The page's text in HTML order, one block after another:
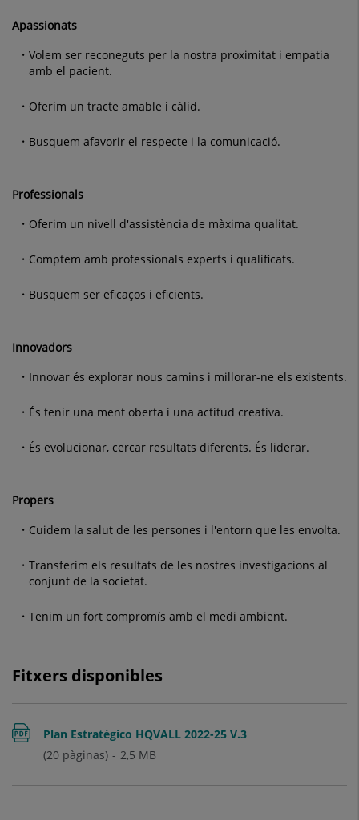
Apassionats
Volem ser reconeguts per la nostra proximitat i empatia
amb el pacient.
Oferim un tracte amable i càlid.
Busquem afavorir el respecte i la comunicació.
Professionals
Oferim un nivell d'assistència de màxima qualitat.
Comptem amb professionals experts i qualificats.
Busquem ser eficaços i eficients.
Innovadors
Innovar és explorar nous camins i millorar-ne els existents.
És tenir una ment oberta i una actitud creativa.
És evolucionar, cercar resultats diferents. És liderar.
Propers
Cuidem la salut de les persones i l'entorn que les envolta.
Transferim els resultats de les nostres investigacions al
conjunt de la societat.
Tenim un fort compromís amb el medi ambient.
Fitxers disponibles
Plan Estratégico HQVALL 2022-25 V.3
2,5 MB
(20 pàginas)